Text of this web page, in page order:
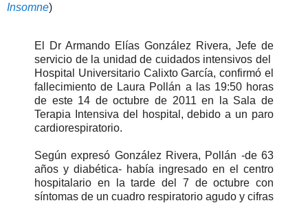
Insomne)
El Dr Armando Elías González Rivera, Jefe de
servicio de la unidad de cuidados intensivos del
Hospital Universitario Calixto García, confirmó el
fallecimiento de Laura Pollán a las 19:50 horas
de este 14 de octubre de 2011 en la Sala de
Terapia Intensiva del hospital, debido a un paro
cardiorespiratorio.
Según expresó González Rivera, Pollán -de 63
años y diabética- había ingresado en el centro
hospitalario en la tarde del 7 de octubre con
síntomas de un cuadro respiratorio agudo y cifras